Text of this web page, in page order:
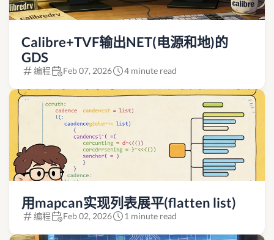
Calibre+TVF输出NET(电源和地)的
GDS
编程 Feb 07, 2026 4 minute read
用mapcan实现列表展平(flatten list)
编程 Feb 02, 2026 1 minute read